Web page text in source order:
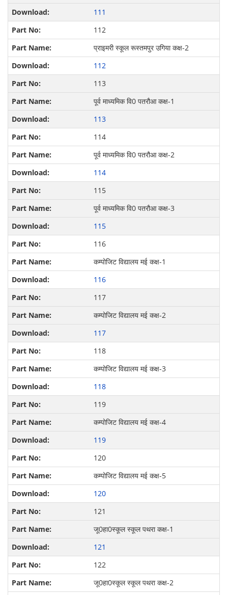
111
112
प्राइमरी स्कूल रूस्तमपुर उगिया कक्ष-2
112
113
पूर्व माध्यमिक वि0 पतरौआ कक्ष-1
113
114
पूर्व माध्यमिक वि0 पतरौआ कक्ष-2
114
115
पूर्व माध्यमिक वि0 पतरौआ कक्ष-3
115
116
कम्पोजिट विद्यालय मई कक्ष-1
116
117
कम्पोजिट विद्यालय मई कक्ष-2
117
118
कम्पोजिट विद्यालय मई कक्ष-3
118
119
कम्पोजिट विद्यालय मई कक्ष-4
119
120
कम्पोजिट विद्यालय मई कक्ष-5
120
121
जू0हा0स्कूल स्कूल पथरा कक्ष-1
121
122
जू0हा0स्कूल स्कूल पथरा कक्ष-2